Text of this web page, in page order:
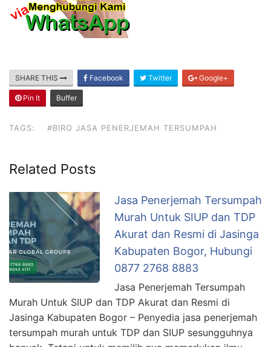
SHARE THIS Facebook Twitter Google+
Pin It Buffer
TAGS: #BIRO JASA PENERJEMAH TERSUMPAH
Related Posts
Jasa Penerjemah Tersumpah
Murah Untuk SIUP dan TDP
Akurat dan Resmi di Jasinga
Kabupaten Bogor, Hubungi
0877 2768 8883
Jasa Penerjemah Tersumpah
Murah Untuk SIUP dan TDP Akurat dan Resmi di
Jasinga Kabupaten Bogor – Penyedia jasa penerjemah
tersumpah murah untuk TDP dan SIUP sesungguhnya